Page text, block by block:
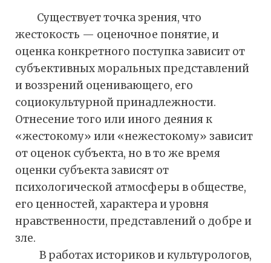
Существует точка зрения, что
жестокость — оценочное понятие, и
оценка конкретного поступка зависит от
субъективных моральных представлений
и воззрений оценивающего, его
социокультурной принадлежности.
Отнесение того или иного деяния к
«жестокому» или «нежестокому» зависит
от оценок субъекта, но в то же время
оценки субъекта зависят от
психологической атмосферы в обществе,
его ценностей, характера и уровня
нравственности, представлений о добре и
зле.
В работах историков и культурологов,